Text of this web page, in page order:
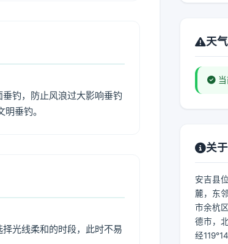
钓，防止风浪过大影响垂钓
垂钓。
光线柔和的时段，此时不易
天
关
安吉县
麓，东
市余杭
德市，
经